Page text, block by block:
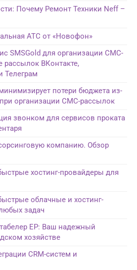
Почему Ремонт Техники Neff –
АТС от «Новофон»
SMSGold для организации СМС-
рассылок ВКонтакте,
Телеграм
потери бюджета из-
организации СМС-рассылок
звонком для сервисов проката
компанию. Обзор
хостинг-провайдеры для
облачные и хостинг-
задач
EP: Ваш надежный
хозяйстве
CRM-систем и